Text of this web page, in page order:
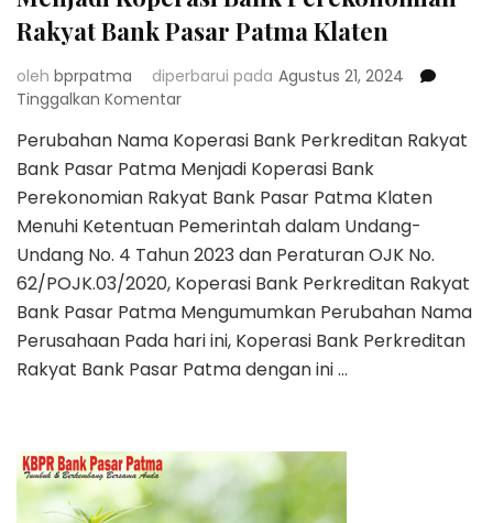
Rakyat Bank Pasar Patma Klaten
oleh bprpatma diperbarui pada Agustus 21, 2024
Tinggalkan Komentarpada
Nama
Koperasi
Bank
Perkreditan
Rakyat
Bank
Pasar
Patma
Menjadi
Koperasi
Bank
Pasar
Patma
Klaten
Perubahan Nama Koperasi Bank Perkreditan Rakyat
Bank Pasar Patma Menjadi Koperasi Bank
Perekonomian Rakyat Bank Pasar Patma Klaten
Menuhi Ketentuan Pemerintah dalam Undang-
Undang No. 4 Tahun 2023 dan Peraturan OJK No.
62/POJK.03/2020, Koperasi Bank Perkreditan Rakyat
Bank Pasar Patma Mengumumkan Perubahan Nama
Perusahaan Pada hari ini, Koperasi Bank Perkreditan
Rakyat Bank Pasar Patma dengan ini …